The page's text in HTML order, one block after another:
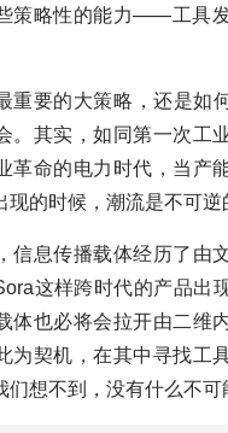
策略性的能力——工具
重要的大策略，还是如
。其实，如同第一次工
革命的电力时代，当产
现的时候，潮流是不可逆
信息传播载体经历了由
这样跨时代的产品出
体也必将会拉开由二维
为契机，在其中寻找工
们想不到，没有什么不可